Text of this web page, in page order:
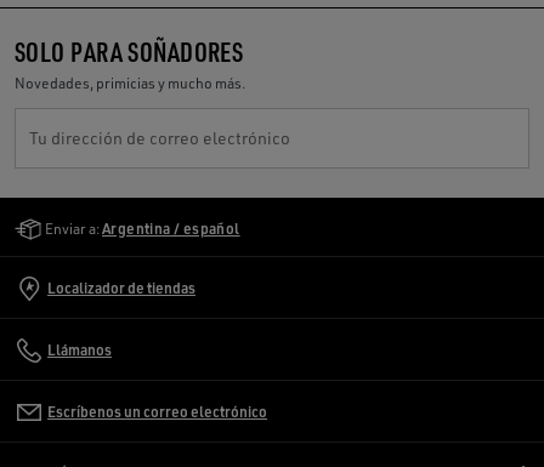
SOLO PARA SOÑADORES
Novedades, primicias y mucho más.
Tu dirección de correo electrónico
Enviar a: Argentina / español
Localizador de tiendas
Llámanos
Escríbenos un correo electrónico